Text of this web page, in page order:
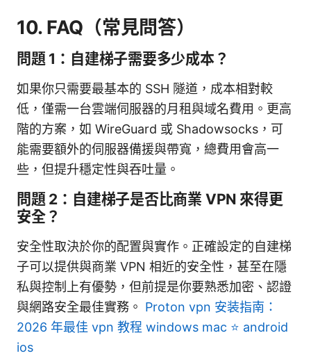
10. FAQ（常見問答）
問題 1：自建梯子需要多少成本？
如果你只需要最基本的 SSH 隧道，成本相對較
低，僅需一台雲端伺服器的月租與域名費用。更高
階的方案，如 WireGuard 或 Shadowsocks，可
能需要額外的伺服器備援與帶寬，總費用會高一
些，但提升穩定性與吞吐量。
問題 2：自建梯子是否比商業 VPN 來得更
安全？
安全性取決於你的配置與實作。正確設定的自建梯
子可以提供與商業 VPN 相近的安全性，甚至在隱
私與控制上有優勢，但前提是你要熟悉加密、認證
與網路安全最佳實務。 Proton vpn 安装指南：
2026 年最佳 vpn 教程 windows mac ⭐ android
ios